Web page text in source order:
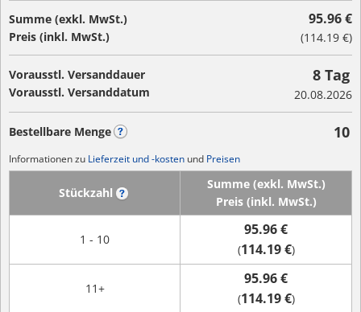
Summe (exkl. MwSt.)
Preis (inkl. MwSt.)
95.96 €
(114.19 €)
Vorausstl. Versanddauer
Vorausstl. Versanddatum
8 Tag
20.08.2026
Bestellbare Menge 10
Informationen zu Lieferzeit und -kosten und Preisen
Stückzahl
Summe (exkl. MwSt.)
Preis (inkl. MwSt.)
1 - 10
95.96 €
(114.19 €)
11+
95.96 €
(114.19 €)